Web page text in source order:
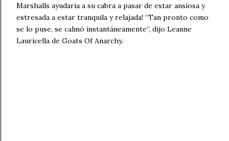
Marshalls ayudaría a su cabra a pasar de estar ansiosa y
estresada a estar tranquila y relajada! “Tan pronto como
se lo puse, se calmó instantáneamente”, dijo Leanne
Lauricella de Goats Of Anarchy.